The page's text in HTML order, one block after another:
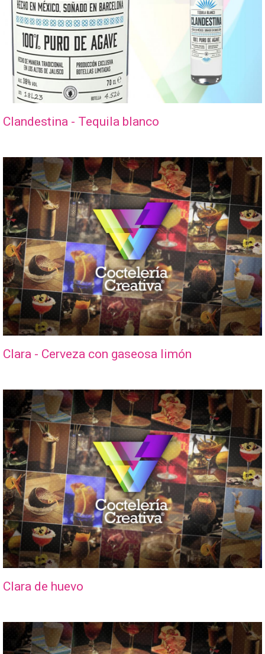
Clandestina - Tequila blanco
Clara - Cerveza con gaseosa limón
Clara de huevo